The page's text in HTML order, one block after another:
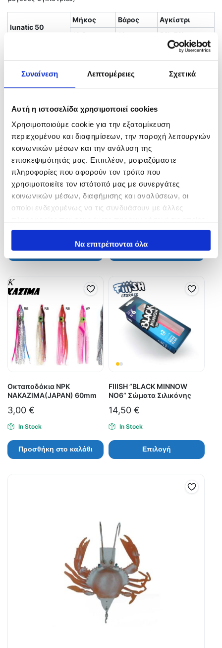
Συναίνεση Λεπτομέρειες Σχετικά
Αυτή η ιστοσελίδα χρησιμοποιεί cookies
Χρησιμοποιούμε cookie για την εξατομίκευση
περιεχομένου και διαφημίσεων, την παροχή λειτουργιών
κοινωνικών μέσων και την ανάλυση της
επισκεψιμότητάς μας. Επιπλέον, μοιραζόμαστε
πληροφορίες που αφορούν τον τρόπο που
χρησιμοποιείτε τον ιστότοπό μας με συνεργάτες
κοινωνικών μέσων, διαφήμισης και αναλύσεων, οι
οποίοι ενδεχομένως να τις συνδυάσουν με άλλες
έχουν συλλέξει σε σχέση με την από μέρους σας χρήση
των υπηρεσιών τους.Να επιτρέπονται όλα
lunatic 50
Μήκος Βάρος
Αγκίστρι
Uno S-101 Τσαπαρί 10cm
2,60€
In Stock
Προσθήκη στο καλάθι
EMERALDAS Nude
12,40€
In Stock
Επιλογή
Οκταποδάκια NPK
NAKAZIMA(JAPAN) 60mm
3,00 €
In Stock
Προσθήκη στο καλάθι
FIIISH ”BLACK MINNOW
ΝΟ6” Σώματα Σιλικόνης
14,50 €
In Stock
Επιλογή